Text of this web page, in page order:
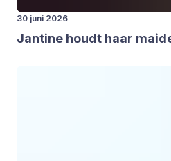
30 juni 2026
Jan­ti­ne houdt haar